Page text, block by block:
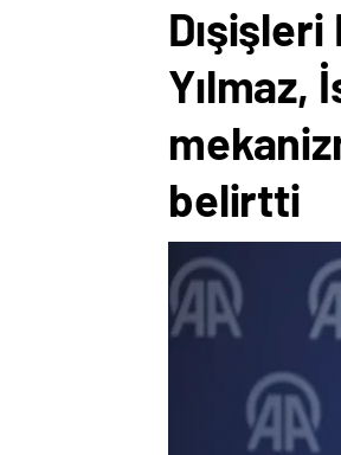
Yılmaz,
belirtti